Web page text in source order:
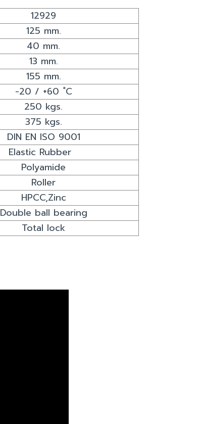
12929
125 mm.
40 mm.
13 mm.
155 mm.
-20 / +60 ํC
250 kgs.
375 kgs.
DIN EN ISO 9001
Elastic Rubber
Polyamide
Roller
HPCC,Zinc
Double ball bearing
Total lock